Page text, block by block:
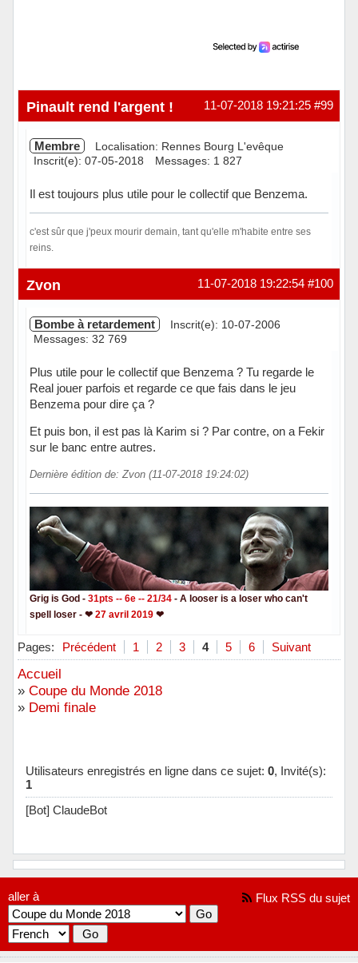
#99
11-07-2018 19:21:25
Pinault rend l'argent !
Membre
Localisation: Rennes Bourg L'evêque
Inscrit(e): 07-05-2018
Messages: 1 827
Il est toujours plus utile pour le collectif que Benzema.
c'est sûr que j'peux mourir demain, tant qu'elle m'habite entre ses
reins.
Hors ligne #100
11-07-2018 19:22:54
Zvon
Bombe à retardement
Inscrit(e): 10-07-2006
Messages: 32 769
Plus utile pour le collectif que Benzema ? Tu regarde le
Real jouer parfois et regarde ce que fais dans le jeu
Benzema pour dire ça ?
Et puis bon, il est pas là Karim si ? Par contre, on a Fekir
sur le banc entre autres.
Dernière édition de: Zvon (11-07-2018 19:24:02)
Grig is God - 31pts -- 6e -- 21/34 - A looser is a loser who can't
spell loser - ❤ 27 avril 2019❤
Hors ligne
Pages: Précédent 1 2 3 4 5 6 Suivant
Accueil
» Coupe du Monde 2018
» Demi finale
Utilisateurs enregistrés en ligne dans ce sujet: 0, Invité(s):
1
[Bot] ClaudeBot
aller à Flux RSS du sujet